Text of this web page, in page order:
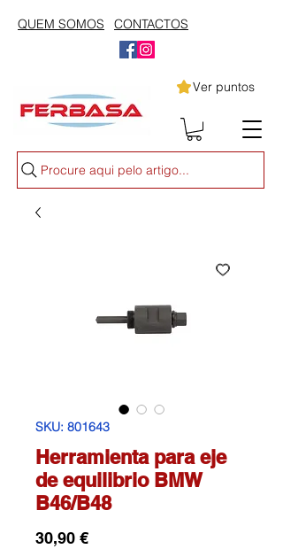
QUEM SOMOS CONTACTOS
Ver puntos
Procure aqui pelo artigo...
SKU: 801643
Herramienta para eje
de equilibrio BMW
B46/B48
30,90 €Precio